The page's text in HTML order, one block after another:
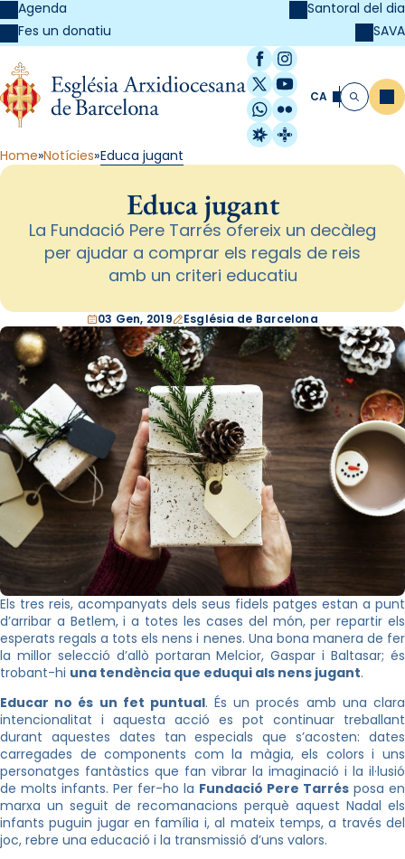
Agenda
Fes un donatiu
Santoral del dia
SAVA
Facebook
Instagram
X / Twitter
YouTube
WhatsApp
Flickr
Radio Estel
Catalunya
CA Cerca
Home Notícies Educa jugant
Educa jugant
La Fundació Pere Tarrés ofereix un decàleg
per ajudar a comprar els regals de reis
amb un criteri educatiu
03 Gen, 2019 Església de Barcelona
Els tres reis, acompanyats dels seus fidels patges estan a punt
d’arribar a Betlem, i a totes les cases del món, per repartir els
esperats regals a tots els nens i nenes. Una bona manera de fer
la millor selecció d’allò portaran Melcior, Gaspar i Baltasar; és
trobant-hi una tendència que eduqui als nens jugant.
Educar no és un fet puntual. És un procés amb una clara
intencionalitat i aquesta acció es pot continuar treballant
durant aquestes dates tan especials que s’acosten: dates
carregades de components com la màgia, els colors i uns
personatges fantàstics que fan vibrar la imaginació i la il·lusió
de molts infants. Per fer-ho la Fundació Pere Tarrés posa en
marxa un seguit de recomanacions perquè aquest Nadal els
infants puguin jugar en família i, al mateix temps, a través del
joc, rebre una educació i la transmissió d’uns valors.